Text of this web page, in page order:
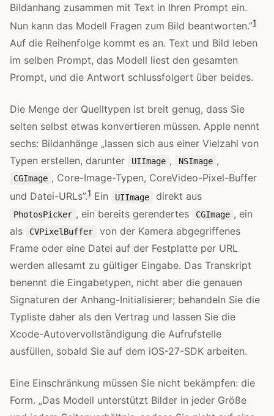
Bildanhang zusammen mit Text in Ihren Prompt ein.
Nun kann das Modell Fragen zum Bild beantworten.”1
Auf die Reihenfolge kommt es an. Text und Bild leben
im selben Prompt, das Modell liest den gesamten
Prompt, und die Antwort schlussfolgert über beides.
Die Menge der Quelltypen ist breit genug, dass Sie
selten selbst etwas konvertieren müssen. Apple nennt
sechs: Bildanhänge „lassen sich aus einer Vielzahl von
Typen erstellen, darunter
UIImage , NSImage ,
CGImage , Core-Image-Typen, CoreVideo-Pixel-Buffer
und Datei-URLs”.1 Ein UIImage direkt aus
PhotosPicker , ein bereits gerendertes CGImage , ein
als
CVPixelBuffer
von der Kamera abgegriffenes
Frame oder eine Datei auf der Festplatte per URL
werden allesamt zu gültiger Eingabe. Das Transkript
benennt die Eingabetypen, nicht aber die genauen
Signaturen der Anhang-Initialisierer; behandeln Sie die
Typliste daher als den Vertrag und lassen Sie die
Xcode-Autovervollständigung die Aufrufstelle
ausfüllen, sobald Sie auf dem iOS-27-SDK arbeiten.
Eine Einschränkung müssen Sie nicht bekämpfen: die
Form. „Das Modell unterstützt Bilder in jeder Größe